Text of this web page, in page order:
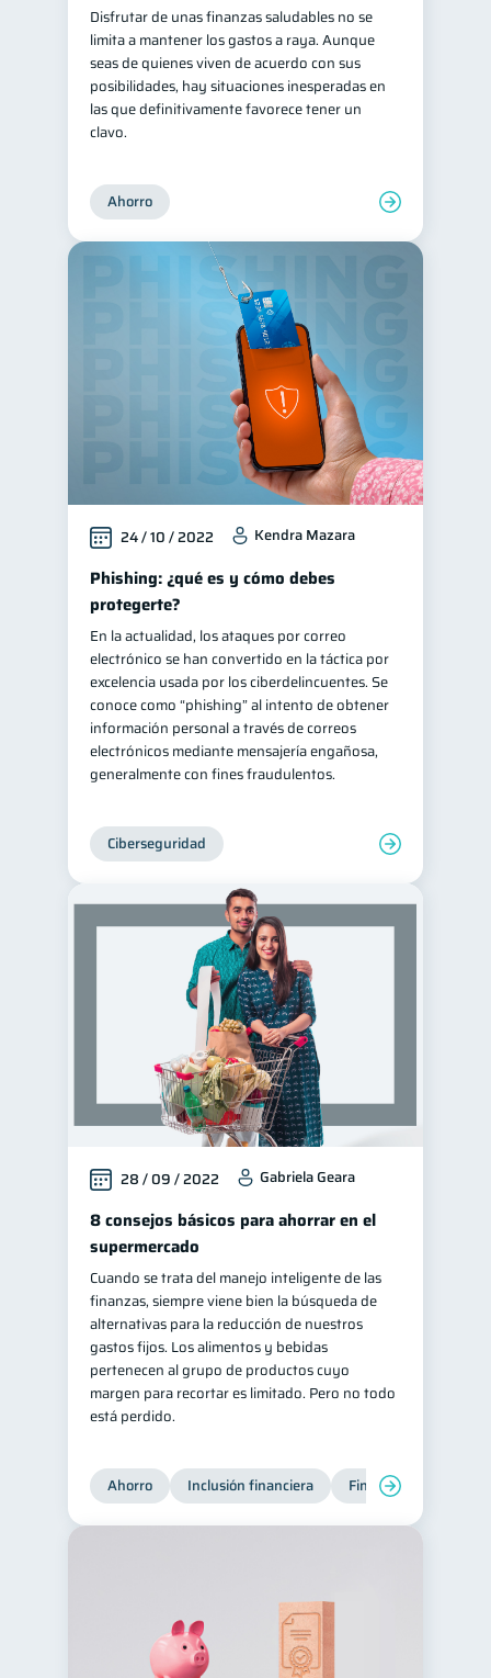
Disfrutar de unas finanzas saludables no se
limita a mantener los gastos a raya. Aunque
seas de quienes viven de acuerdo con sus
posibilidades, hay situaciones inesperadas en
las que definitivamente favorece tener un
clavo.
Ahorro
24 / 10 / 2022 Kendra Mazara
Phishing: ¿qué es y cómo debes
protegerte?
En la actualidad, los ataques por correo
electrónico se han convertido en la táctica por
excelencia usada por los ciberdelincuentes. Se
conoce como “phishing” al intento de obtener
información personal a través de correos
electrónicos mediante mensajería engañosa,
generalmente con fines fraudulentos.
Ciberseguridad
28 / 09 / 2022 Gabriela Geara
8 consejos básicos para ahorrar en el
supermercado
Cuando se trata del manejo inteligente de las
finanzas, siempre viene bien la búsqueda de
alternativas para la reducción de nuestros
gastos fijos. Los alimentos y bebidas
pertenecen al grupo de productos cuyo
margen para recortar es limitado. Pero no todo
está perdido.
Ahorro Inclusión financiera Finanzas para jóvenes